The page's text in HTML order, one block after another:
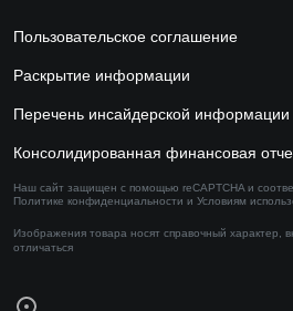
Пользовательское соглашение
Раскрытие информации
Перечень инсайдерской информации
Консолидированная финансовая
Наш сайт защищен с помощью reCAPTCHA и
Политике конфиденциальности и Условиям
Изображения товара носят справочный характер,
отличаться